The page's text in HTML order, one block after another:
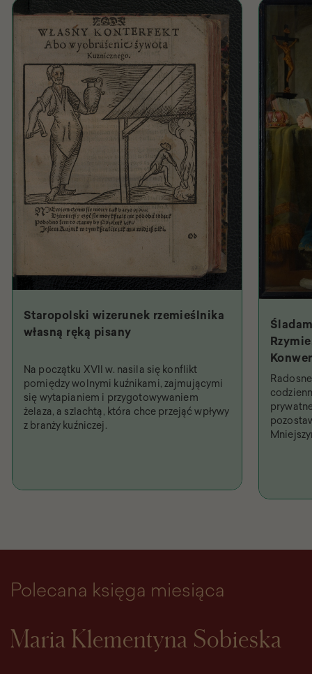
Staropolski wizerunek rzemieślnika
własną ręką pisany
Na początku XVII w. nasila się konflikt
pomiędzy wolnymi kuźnikami, zajmującymi
się wytapianiem i przygotowywaniem
żelaza, a szlachtą, która chce przejąć wpływy
z branży kuźniczej.
Polecana księga miesiąca
Maria Klementyna Sobieska